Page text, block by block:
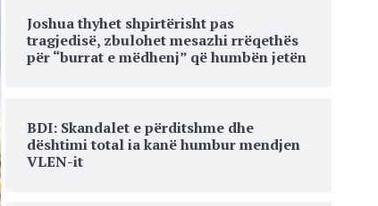
Joshua thyhet shpirtërisht pas
tragjedisë, zbulohet mesazhi rrëqethës
për “burrat e mëdhenj” që humbën jetën
BDI: Skandalet e përditshme dhe
dështimi total ia kanë humbur mendjen
VLEN-it